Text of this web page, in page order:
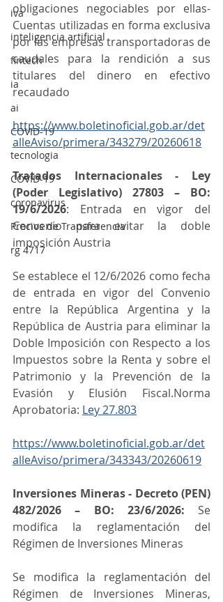
iva
inteligencia artificial
fintech
ia
ai
COVID-19
tecnologia
COVID-19
coronavirus
Precios de Transferencia
rg 4717
obligaciones negociables por ellas-
Cuentas utilizadas en forma exclusiva
por las empresas transportadoras de
caudales para la rendición a sus
titulares del dinero en efectivo
recaudado
https://www.boletinoficial.gob.ar/det
alleAviso/primera/343279/20260618
Tratados Internacionales - Ley
(Poder Legislativo) 27803 – BO:
19/6/2026: Entrada en vigor del
Convenio para evitar la doble
imposición Austria
Se establece el 12/6/2026 como fecha
de entrada en vigor del Convenio
entre la República Argentina y la
República de Austria para eliminar la
Doble Imposición con Respecto a los
Impuestos sobre la Renta y sobre el
Patrimonio y la Prevención de la
Evasión y Elusión Fiscal.Norma
Aprobatoria: Ley 27.803
https://www.boletinoficial.gob.ar/det
alleAviso/primera/343343/20260619
Inversiones Mineras - Decreto (PEN)
482/2026 – BO: 23/6/2026: Se
modifica la reglamentación del
Régimen de Inversiones Mineras
Se modifica la reglamentación del
Régimen de Inversiones Mineras,